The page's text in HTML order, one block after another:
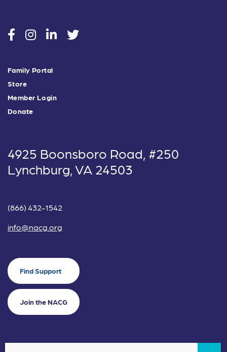
socialsocialsocialsocial
Family Portal
Store
Member Login
Donate
4925 Boonsboro Road, #250
Lynchburg, VA 24503
(866) 432-1542
info@nacg.org
Find Support
Join the NACG